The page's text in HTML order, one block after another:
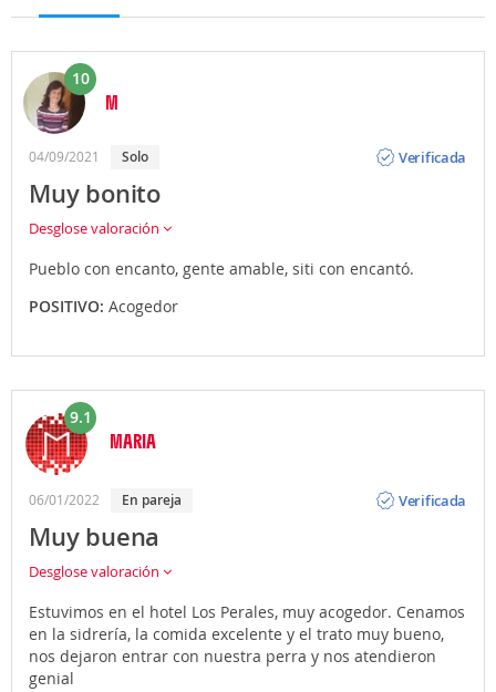
10
M
04/09/2021 Solo
Verificada
Muy bonito
Desglose valoración
Pueblo con encanto, gente amable, siti con encantó.
POSITIVO: Acogedor
9.1
MARIA
06/01/2022 En pareja
Verificada
Muy buena
Desglose valoración
Estuvimos en el hotel Los Perales, muy acogedor. Cenamos
en la sidrería, la comida excelente y el trato muy bueno,
nos dejaron entrar con nuestra perra y nos atendieron
genial